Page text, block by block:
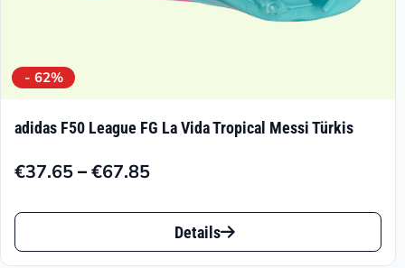
- 62%
adidas F50 League FG La Vida Tropical Messi Türkis
€37.65–€67.85
Preisspanne:
€37.65
€67.85
Dieses
Produkt
Details